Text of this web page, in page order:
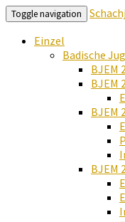
Toggle navigation
Einzel
Badische
BJEM
BJEM
BJEM
BJEM